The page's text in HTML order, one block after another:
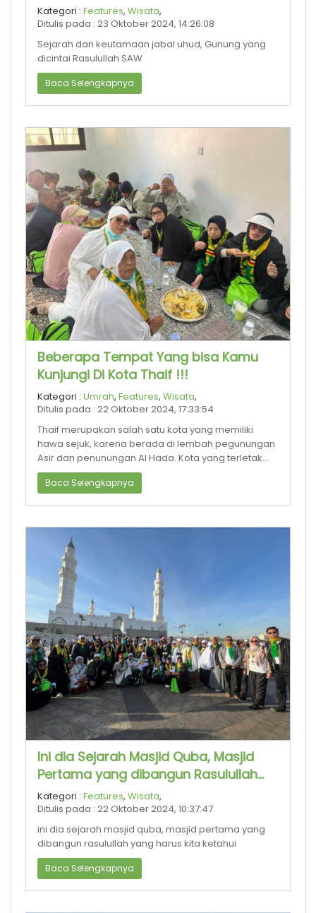
Kategori : Features, Wisata,
Ditulis pada : 23 Oktober 2024, 14:26:08
Sejarah dan keutamaan jabal uhud, Gunung yang
dicintai Rasulullah SAW
Baca Selengkapnya
Beberapa Tempat Yang bisa Kamu
Kunjungi Di Kota Thaif !!!
Kategori : Umrah, Features, Wisata,
Ditulis pada : 22 Oktober 2024, 17:33:54
Thaif merupakan salah satu kota yang memiliki
hawa sejuk, karena berada di lembah pegunungan
Asir dan penunungan Al Hada. Kota yang terletak
sekitar 67 kilometer atau 1 jam 45
Baca Selengkapnya
Ini dia Sejarah Masjid Quba, Masjid
Pertama yang dibangun Rasulullah
yang harus diketahui !!!
Kategori : Features, Wisata,
Ditulis pada : 22 Oktober 2024, 10:37:47
ini dia sejarah masjid quba, masjid pertama yang
dibangun rasulullah yang harus kita ketahui
Baca Selengkapnya